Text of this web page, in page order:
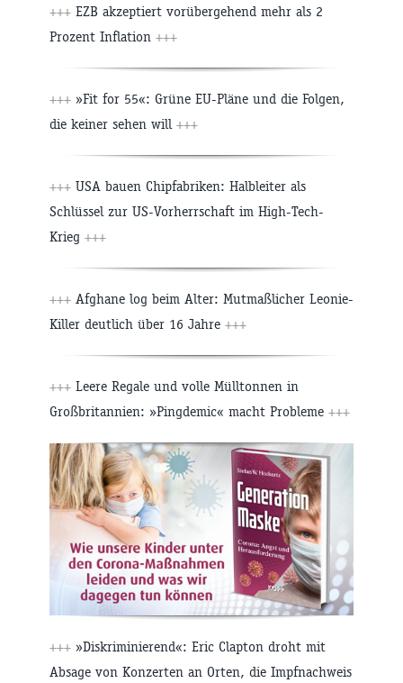
+++ EZB akzeptiert vorübergehend mehr als 2
Prozent Inflation +++
+++ »Fit for 55«: Grüne EU-Pläne und die Folgen,
die keiner sehen will +++
+++ USA bauen Chipfabriken: Halbleiter als
Schlüssel zur US-Vorherrschaft im High-Tech-
Krieg +++
+++ Afghane log beim Alter: Mutmaßlicher Leonie-
Killer deutlich über 16 Jahre +++
+++ Leere Regale und volle Mülltonnen in
Großbritannien: »Pingdemic« macht Probleme +++
+++ »Diskriminierend«: Eric Clapton droht mit
Absage von Konzerten an Orten, die Impfnachweis